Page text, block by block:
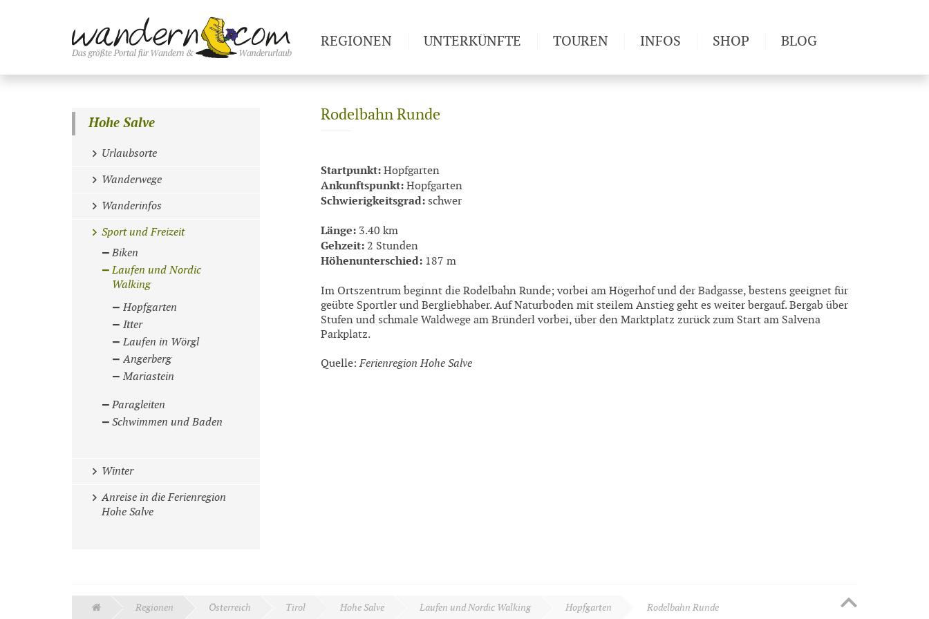
Rodelbahn Runde
Startpunkt: Hopfgarten
Ankunftspunkt: Hopfgarten
Schwierigkeitsgrad: schwer
Länge: 3.40 km
Gehzeit: 2 Stunden
Höhenunterschied: 187 m
Im Ortszentrum beginnt die Rodelbahn Runde; vorbei am Högerhof und der Badgasse, bestens geeignet für
geübte Sportler und Bergliebhaber. Auf Naturboden mit steilem Anstieg geht es weiter bergauf. Bergab über
Stufen und schmale Waldwege am Bründerl vorbei, über den Marktplatz zurück zum Start am Salvena
Parkplatz.
Quelle:Ferienregion Hohe Salve
Hohe Salve
Urlaubsorte
Wanderwege
Wanderinfos
Sport und Freizeit
Biken
Laufen und Nordic
Walking
Hopfgarten
Itter
Laufen in Wörgl
Angerberg
Mariastein
Paragleiten
Schwimmen und Baden
Winter
Anreise in die Ferienregion
Hohe Salve
Regionen Österreich Tirol Hohe Salve Laufen und Nordic Walking Hopfgarten Rodelbahn Runde
REGIONEN UNTERKÜNFTE TOUREN INFOS SHOP BLOG